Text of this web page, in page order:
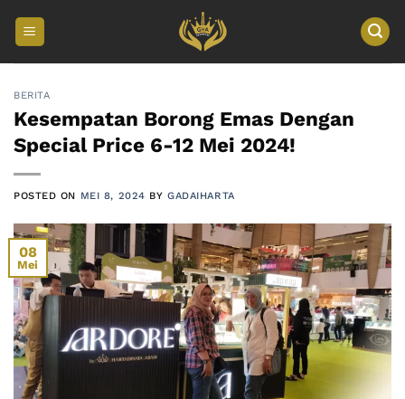
BERITA
Kesempatan Borong Emas Dengan
Special Price 6-12 Mei 2024!
POSTED ON MEI 8, 2024 BYGADAIHARTA
08
Mei